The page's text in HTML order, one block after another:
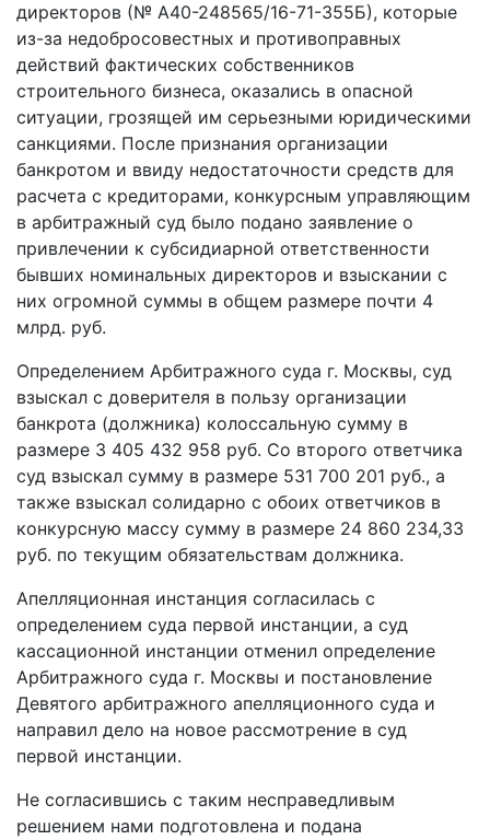
директоров (№ А40-248565/16-71-355Б), которые
из-за недобросовестных и противоправных
действий фактических собственников
строительного бизнеса, оказались в опасной
ситуации, грозящей им серьезными юридическими
санкциями. После признания организации
банкротом и ввиду недостаточности средств для
расчета с кредиторами, конкурсным управляющим
в арбитражный суд было подано заявление о
привлечении к субсидиарной ответственности
бывших номинальных директоров и взыскании с
них огромной суммы в общем размере почти 4
млрд. руб.
Определением Арбитражного суда г. Москвы, суд
взыскал с доверителя в пользу организации
банкрота (должника) колоссальную сумму в
размере 3 405 432 958 руб. Со второго ответчика
суд взыскал сумму в размере 531 700 201 руб., а
также взыскал солидарно с обоих ответчиков в
конкурсную массу сумму в размере 24 860 234,33
руб. по текущим обязательствам должника.
Апелляционная инстанция согласилась с
определением суда первой инстанции, а суд
кассационной инстанции отменил определение
Арбитражного суда г. Москвы и постановление
Девятого арбитражного апелляционного суда и
направил дело на новое рассмотрение в суд
первой инстанции.
Не согласившись с таким несправедливым
решением нами подготовлена и подана